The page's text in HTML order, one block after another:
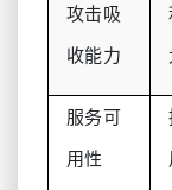
攻击吸
收能力
服务可
用性